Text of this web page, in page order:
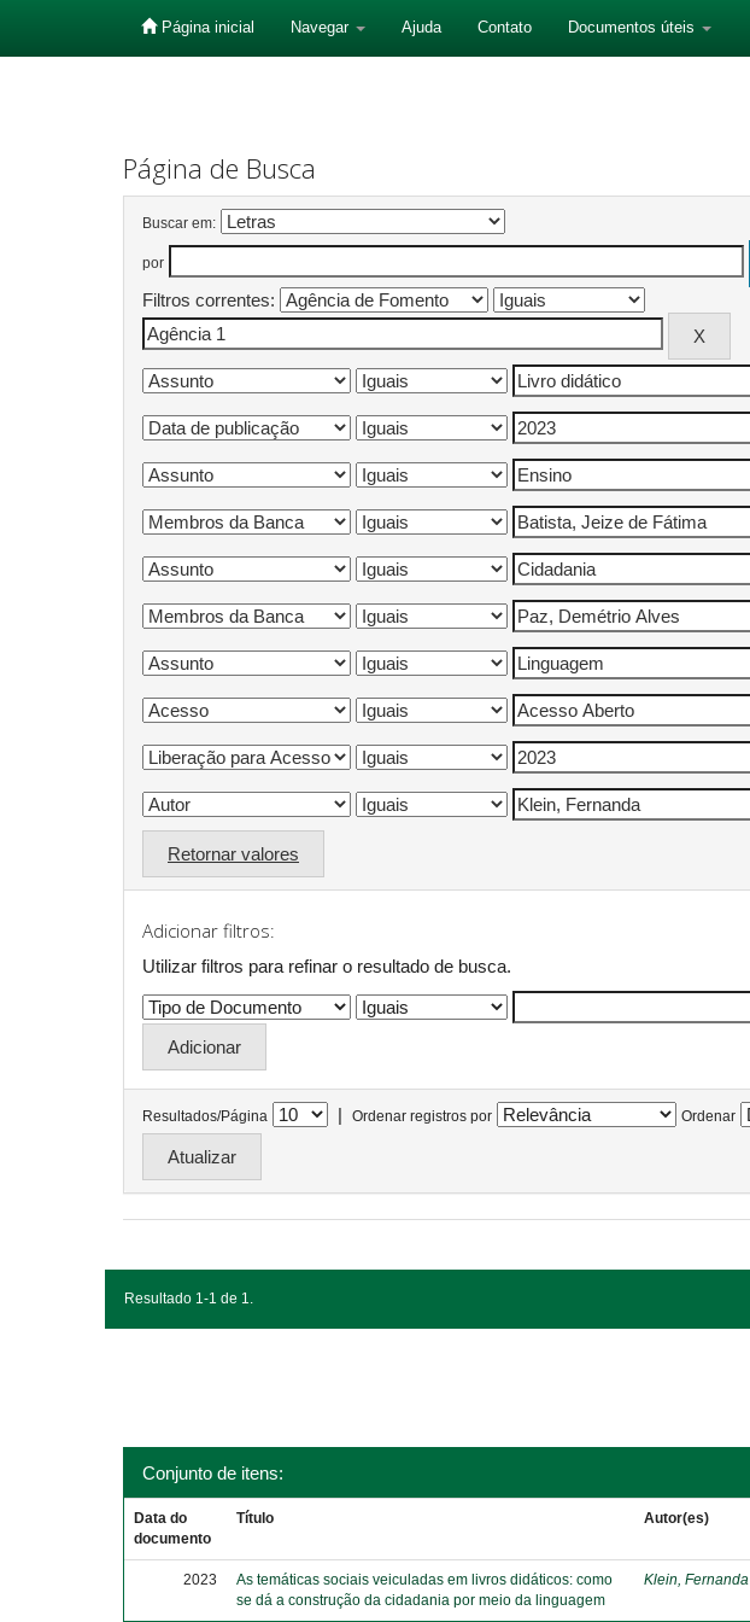
Página inicial Navegar Ajuda Contato Documentos úteis
Página de Busca
Buscar em:
por
Filtros correntes:
Retornar valores
Adicionar filtros:
Utilizar filtros para refinar o resultado de busca.
Resultados/Página | Ordenar registros por Ordenar
Resultado 1-1 de 1.
Conjunto de itens:
Data do
documento
Título Autor(es)
2023
As temáticas sociais veiculadas em livros didáticos: como
se dá a construção da cidadania por meio da linguagem
Klein, Fernanda